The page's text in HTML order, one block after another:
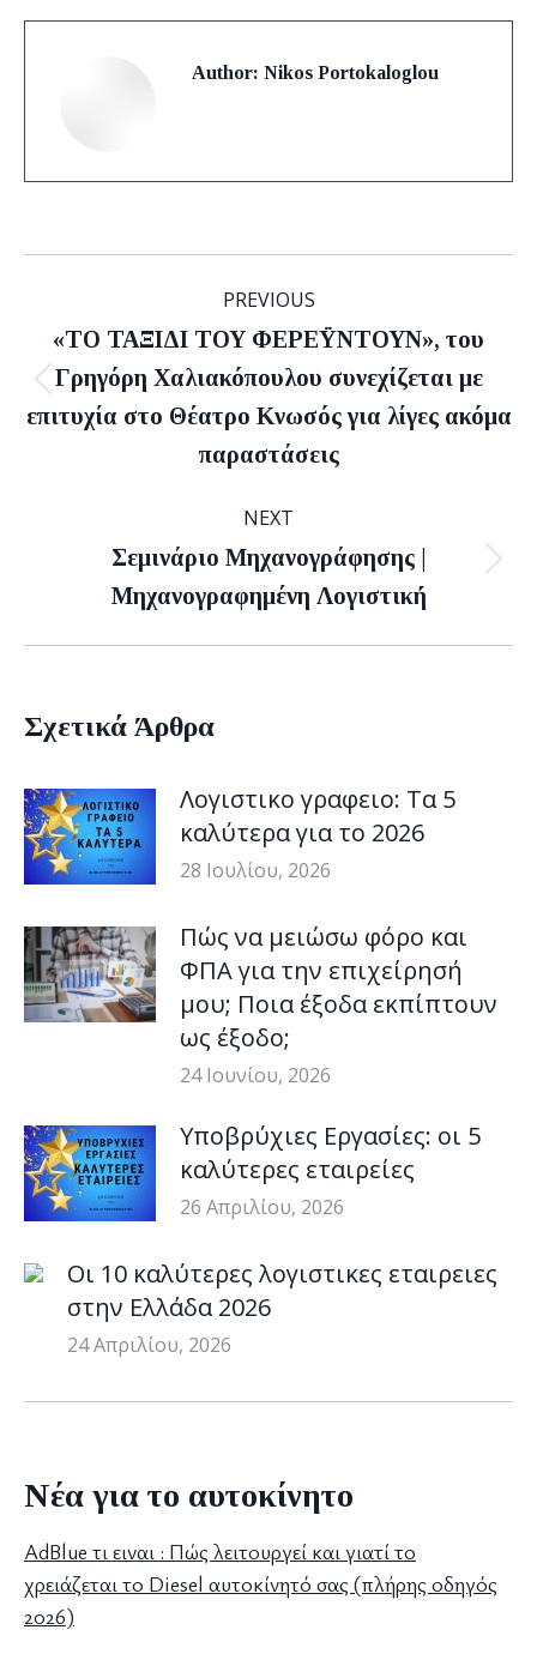
Author: Nikos Portokaloglou
PREVIOUS
Previous
post:
«ΤΟ ΤΑΞΙΔΙ ΤΟΥ ΦΕΡΕΫΝΤΟΥΝ», του
Γρηγόρη Χαλιακόπουλου συνεχίζεται με
επιτυχία στο Θέατρο Κνωσός για λίγες ακόμα
παραστάσεις
NEXT
Next
post:
Σεμινάριο Μηχανογράφησης |
Μηχανογραφημένη Λογιστική
Σχετικά Άρθρα
Λογιστικο γραφειο: Τα 5
καλύτερα για το 2026
28 Ιουλίου, 2026
Πώς να μειώσω φόρο και
ΦΠΑ για την επιχείρησή
μου; Ποια έξοδα εκπίπτουν
ως έξοδο;
24 Ιουνίου, 2026
Υποβρύχιες Εργασίες: οι 5
καλύτερες εταιρείες
26 Απριλίου, 2026
Οι 10 καλύτερες λογιστικες εταιρειες
στην Ελλάδα 2026
24 Απριλίου, 2026
Νέα για το αυτοκίνητο
AdBlue τι ειναι : Πώς λειτουργεί και γιατί το
χρειάζεται το Diesel αυτοκίνητό σας (πλήρης οδηγός
2026)